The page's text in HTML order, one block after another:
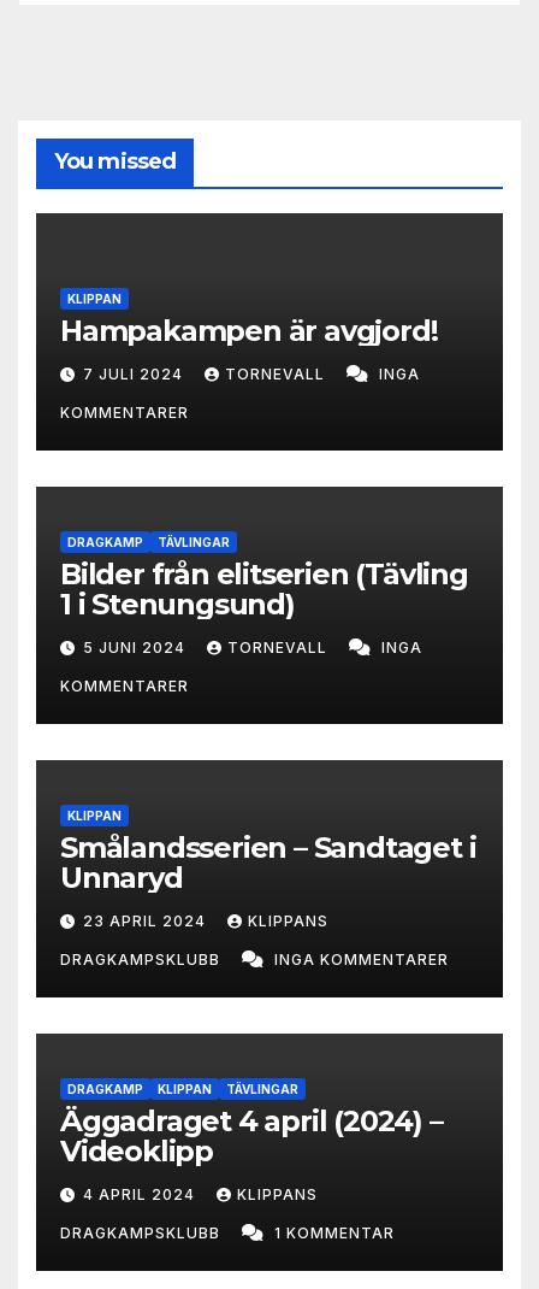
You missed
KLIPPAN
Hampakampen är avgjord!
7 JULI 2024 TORNEVALL INGA
KOMMENTARER
DRAGKAMP TÄVLINGAR
Bilder från elitserien (Tävling
1 i Stenungsund)
5 JUNI 2024 TORNEVALL INGA
KOMMENTARER
KLIPPAN
Smålandsserien – Sandtaget i
Unnaryd
23 APRIL 2024 KLIPPANS
DRAGKAMPSKLUBB INGA KOMMENTARER
DRAGKAMP KLIPPAN TÄVLINGAR
Äggadraget 4 april (2024) –
Videoklipp
4 APRIL 2024 KLIPPANS
DRAGKAMPSKLUBB 1 KOMMENTAR